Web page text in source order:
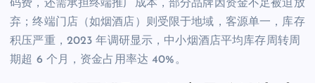
码费，还需承担终端推广成本，部分品牌因资金不足被迫放
弃；终端门店（如烟酒店）则受限于地域，客源单一，库存
积压严重，2023 年调研显示，中小烟酒店平均库存周转周
期超 6 个月，资金占用率达 40%。